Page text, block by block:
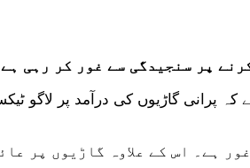
پر سنجیدگی سے غور کر رہی
گاڑیوں کی درآمد پر لاگو
کی تجویز زیر غور ہے۔ اس کے علاوہ